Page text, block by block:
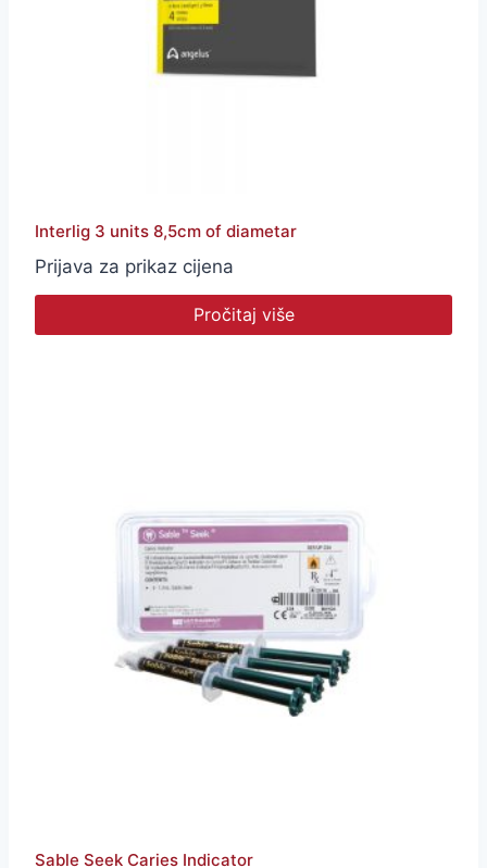
Interlig 3 units 8,5cm of diametar
Prijava za prikaz cijena
Pročitaj više
Sable Seek Caries Indicator